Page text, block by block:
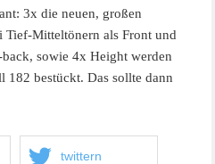
3x die neuen, großen
Tief-Mitteltönern als Front und
sowie 4x Height werden
182 bestückt. Das sollte dann
twittern